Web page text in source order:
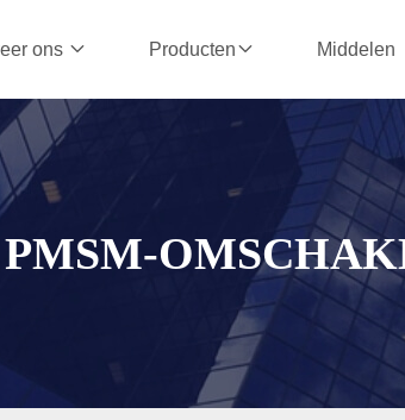
ons Producten Middelen
PMSM-